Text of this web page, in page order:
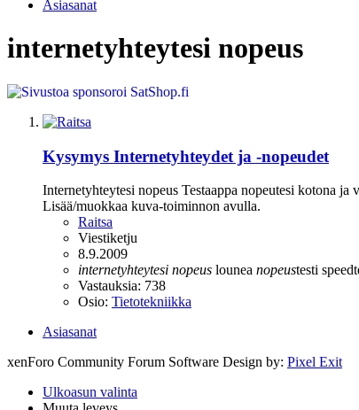
Asiasanat
internetyhteytesi nopeus
Kysymys Internetyhteydet ja -nopeudet
Internetyhteytesi nopeus Testaappa nopeutesi kotona
Lisää/muokkaa kuva-toiminnon avulla.
Raitsa
Viestiketju
8.9.2009
internetyhteytesi nopeus lounea nopeustesti
Vastauksia: 738
Osio: Tietotekniikka
Asiasanat
xenForo Community Forum Software Design by: Pixel Exit
Ulkoasun valinta